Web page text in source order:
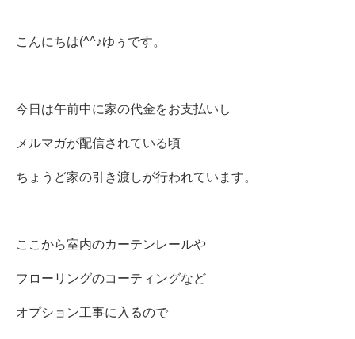
こんにちは(^^♪ゆぅです。
今日は午前中に家の代金をお支払いし
メルマガが配信されている頃
ちょうど家の引き渡しが行われています。
ここから室内のカーテンレールや
フローリングのコーティングなど
オプション工事に入るので